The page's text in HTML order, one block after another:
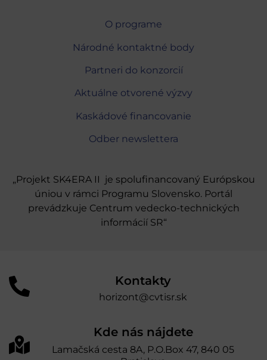
O programe
Národné kontaktné body
Partneri do konzorcií
Aktuálne otvorené výzvy
Kaskádové financovanie
Odber newslettera
„Projekt SK4ERA II je spolufinancovaný Európskou
úniou v rámci Programu Slovensko. Portál
prevádzkuje Centrum vedecko-technických
informácií SR“
Kontakty
horizont@cvtisr.sk
Kde nás nájdete
Lamačská cesta 8A, P.O.Box 47, 840 05